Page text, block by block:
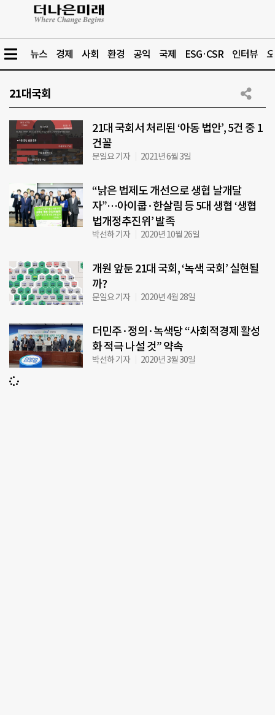
뉴스 경제 사회 환경 공익 국제 ESG·CSR 인터뷰
21대국회
21대 국회서 처리된 ‘아동 법안’, 5건 중 1
건꼴
문일요 기자 2021년 6월 3일
“낡은 법제도 개선으로 생협 날개달
자”…아이쿱·한살림 등 5대 생협 ‘생협
법개정추진위’ 발족
박선하 기자 2020년 10월 26일
개원 앞둔 21대 국회, ‘녹색 국회’ 실현될
까?
문일요 기자 2020년 4월 28일
더민주·정의·녹색당 “사회적경제 활성
화 적극 나설 것” 약속
박선하 기자 2020년 3월 30일